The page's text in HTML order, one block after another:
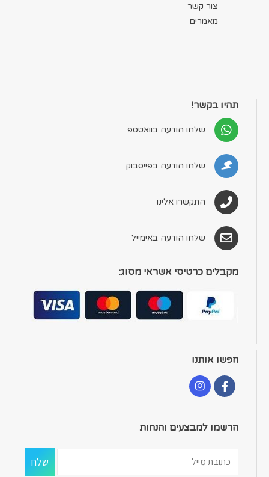
צור קשר
מאמרים
תהיו בקשר!
שלחו הודעה בוואטספ
שלחו הודעה בפייסבוק
התקשרו אלינו
שלחו הודעה באימייל
מקבלים כרטיסי אשראי מסוג:
חפשו אותנו
הרשמו למבצעים והנחות